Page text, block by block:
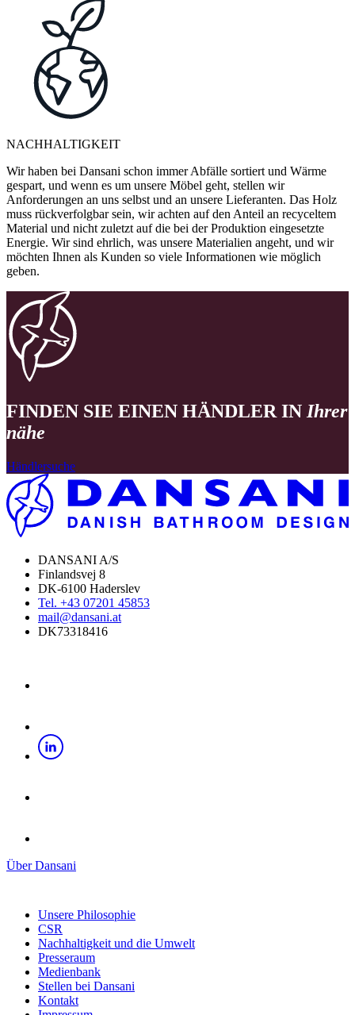
NACHHALTIGKEIT
Wir haben bei Dansani schon immer Abfälle sortiert und Wärme
gespart, und wenn es um unsere Möbel geht, stellen wir
Anforderungen an uns selbst und an unsere Lieferanten. Das Holz
muss rückverfolgbar sein, wir achten auf den Anteil an recyceltem
Material und nicht zuletzt auf die bei der Produktion eingesetzte
Energie. Wir sind ehrlich, was unsere Materialien angeht, und wir
möchten Ihnen als Kunden so viele Informationen wie möglich
geben.
FINDEN SIE EINEN HÄNDLER IN Ihrer
nähe
Händlersuche
DANSANI A/S
Finlandsvej 8
DK-6100 Haderslev
Tel. +43 07201 45853
mail@dansani.at
DK73318416
Über Dansani
Unsere Philosophie
CSR
Nachhaltigkeit und die Umwelt
Presseraum
Medienbank
Stellen bei Dansani
Kontakt